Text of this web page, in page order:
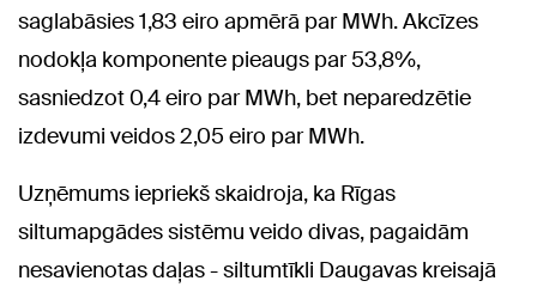
saglabāsies 1,83 eiro apmērā par MWh. Akcīzes
nodokļa komponente pieaugs par 53,8%,
sasniedzot 0,4 eiro par MWh, bet neparedzētie
izdevumi veidos 2,05 eiro par MWh.
Uzņēmums iepriekš skaidroja, ka Rīgas
siltumapgādes sistēmu veido divas, pagaidām
nesavienotas daļas - siltumtīkli Daugavas kreisajā